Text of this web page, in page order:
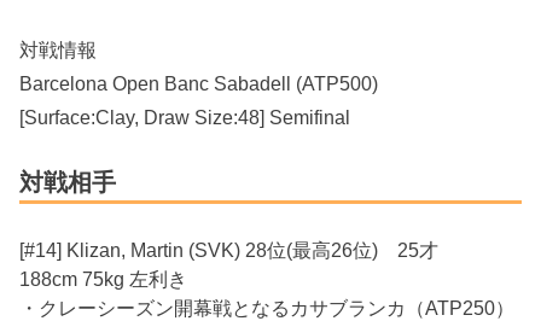
対戦情報
Barcelona Open Banc Sabadell (ATP500)
[Surface:Clay, Draw Size:48] Semifinal
対戦相手
[#14] Klizan, Martin (SVK) 28位(最高26位) 25才
188cm 75kg 左利き
・クレーシーズン開幕戦となるカサブランカ（ATP250）